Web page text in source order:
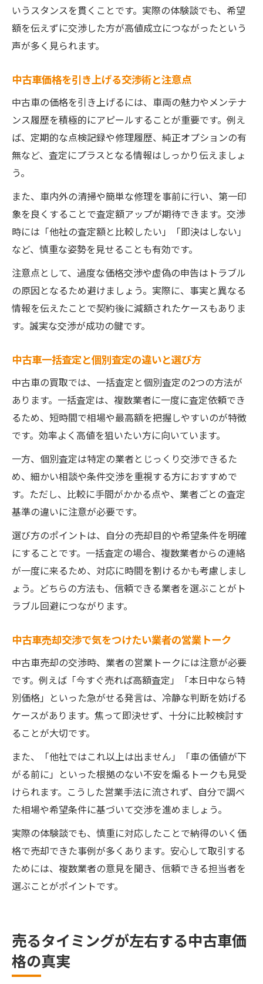
いうスタンスを貫くことです。実際の体験談でも、希望
額を伝えずに交渉した方が高値成立につながったという
声が多く見られます。
中古車価格を引き上げる交渉術と注意点
中古車の価格を引き上げるには、車両の魅力やメンテナ
ンス履歴を積極的にアピールすることが重要です。例え
ば、定期的な点検記録や修理履歴、純正オプションの有
無など、査定にプラスとなる情報はしっかり伝えましょ
う。
また、車内外の清掃や簡単な修理を事前に行い、第一印
象を良くすることで査定額アップが期待できます。交渉
時には「他社の査定額と比較したい」「即決はしない」
など、慎重な姿勢を見せることも有効です。
注意点として、過度な価格交渉や虚偽の申告はトラブル
の原因となるため避けましょう。実際に、事実と異なる
情報を伝えたことで契約後に減額されたケースもありま
す。誠実な交渉が成功の鍵です。
中古車一括査定と個別査定の違いと選び方
中古車の買取では、一括査定と個別査定の2つの方法が
あります。一括査定は、複数業者に一度に査定依頼でき
るため、短時間で相場や最高額を把握しやすいのが特徴
です。効率よく高値を狙いたい方に向いています。
一方、個別査定は特定の業者とじっくり交渉できるた
め、細かい相談や条件交渉を重視する方におすすめで
す。ただし、比較に手間がかかる点や、業者ごとの査定
基準の違いに注意が必要です。
選び方のポイントは、自分の売却目的や希望条件を明確
にすることです。一括査定の場合、複数業者からの連絡
が一度に来るため、対応に時間を割けるかも考慮しまし
ょう。どちらの方法も、信頼できる業者を選ぶことがト
ラブル回避につながります。
中古車売却交渉で気をつけたい業者の営業トーク
中古車売却の交渉時、業者の営業トークには注意が必要
です。例えば「今すぐ売れば高額査定」「本日中なら特
別価格」といった急がせる発言は、冷静な判断を妨げる
ケースがあります。焦って即決せず、十分に比較検討す
ることが大切です。
また、「他社ではこれ以上は出ません」「車の価値が下
がる前に」といった根拠のない不安を煽るトークも見受
けられます。こうした営業手法に流されず、自分で調べ
た相場や希望条件に基づいて交渉を進めましょう。
実際の体験談でも、慎重に対応したことで納得のいく価
格で売却できた事例が多くあります。安心して取引する
ためには、複数業者の意見を聞き、信頼できる担当者を
選ぶことがポイントです。
売るタイミングが左右する中古車価
格の真実